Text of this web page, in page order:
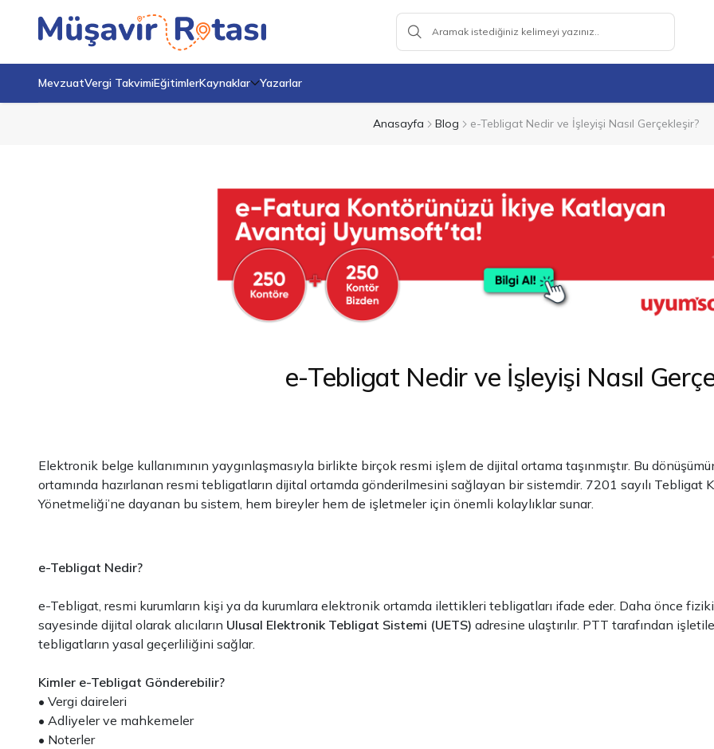
MevzuatVergi TakvimiEğitimlerKaynaklar Yazarlar
Anasayfa Blog e-Tebligat Nedir ve İşleyişi Nasıl Gerçekleşir?
e-Tebligat Nedir ve İşleyişi Nasıl
Elektronik belge kullanımının yaygınlaşmasıyla birlikte birçok resmi işlem de dijital ortama taşınmıştır. Bu
ortamında hazırlanan resmi tebligatların dijital ortamda gönderilmesini sağlayan bir sistemdir. 7201 sayılı
Yönetmeliği’ne dayanan bu sistem, hem bireyler hem de işletmeler için önemli kolaylıklar sunar.
e-Tebligat Nedir?
e-Tebligat, resmi kurumların kişi ya da kurumlara elektronik ortamda ilettikleri tebligatları ifade eder. Daha önce
sayesinde dijital olarak alıcıların Ulusal Elektronik Tebligat Sistemi (UETS) adresine ulaştırılır. PTT tarafından
tebligatların yasal geçerliliğini sağlar.
Kimler e-Tebligat Gönderebilir?
• Vergi daireleri
• Adliyeler ve mahkemeler
• Noterler